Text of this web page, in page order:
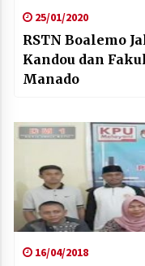
25/01/2020
RSTN Boalemo
Kandou dan
Manado
16/04/2018